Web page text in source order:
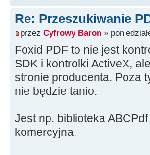
Re: Przeszukiwanie
przez Cyfrowy Baron »
Foxid PDF to nie jest
SDK i kontrolki ActiveX,
stronie producenta. Poza
nie będzie tanio.
Jest np. biblioteka
komercyjna.